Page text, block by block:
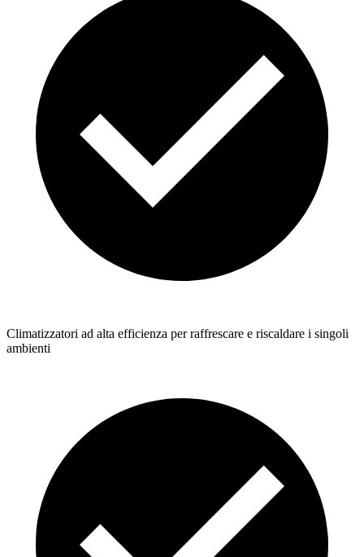
Climatizzatori ad alta efficienza per raffrescare e riscaldare i singoli
ambienti